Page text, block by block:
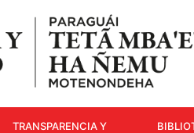
TRANSPARENCIA Y